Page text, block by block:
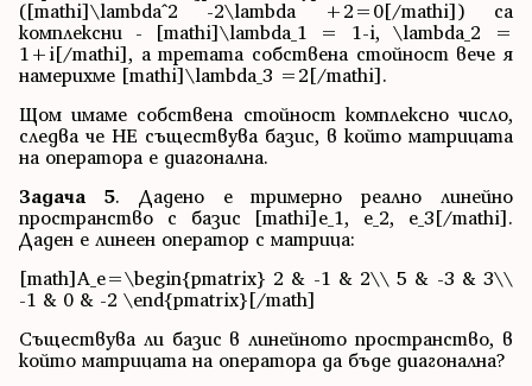
([mathi]\lambda^2 -2\lambda +2=0[/mathi]) са
комплексни - [mathi]\lambda_1 = 1-i, \lambda_2 =
1+i[/mathi], а третата собствена стойност вече я
намерихме [mathi]\lambda_3 =2[/mathi].
Щом имаме собствена стойност комплексно число,
следва че НЕ съществува базис, в който матрицата
на оператора е диагонална.
Задача 5. Дадено е тримерно реално линейно
пространство с базис [mathi]e_1, e_2, e_3[/mathi].
Даден е линеен оператор с матрица:
[math]A_e=\begin{pmatrix} 2 & -1 & 2\\ 5 & -3 & 3\\
-1 & 0 & -2 \end{pmatrix}[/math]
Съществува ли базис в линейното пространство, в
който матрицата на оператора да бъде диагонална?